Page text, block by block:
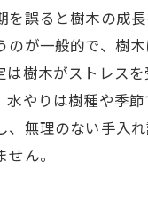
を誤ると樹木の成
のが一般的で、樹
は樹木がストレス
水やりは樹種や季
、無理のない手入
ん。